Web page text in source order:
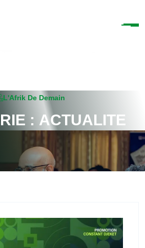
L'Afrik De Demain
RIE : ACTUALITE